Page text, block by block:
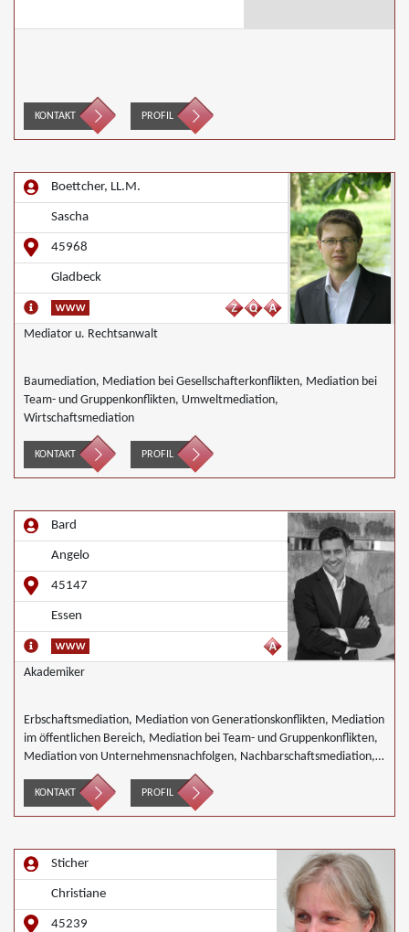
KONTAKT PROFIL
Boettcher, LL.M.
Sascha
45968
Gladbeck
Mediator u. Rechtsanwalt
Baumediation, Mediation bei Gesellschafterkonflikten, Mediation bei
Team- und Gruppenkonflikten, Umweltmediation,
Wirtschaftsmediation
KONTAKT PROFIL
Bard
Angelo
45147
Essen
Akademiker
Erbschaftsmediation, Mediation von Generationskonflikten, Mediation
im öffentlichen Bereich, Mediation bei Team- und Gruppenkonflikten,
Mediation von Unternehmensnachfolgen, Nachbarschaftsmediation,
Schulmediation
KONTAKT PROFIL
Sticher
Christiane
45239